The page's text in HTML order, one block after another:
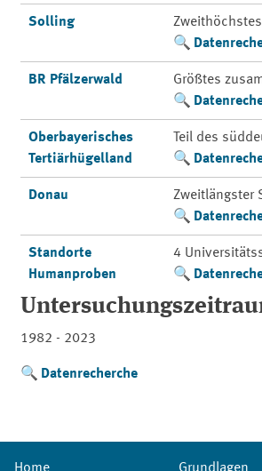
Solling
BR Pfälzerwald
Größtes
Oberbayerisches
Tertiärhügelland
Teil des
Donau
Zweitlängster
Standorte
Humanproben
4
1982 - 2023
Datenrecherche